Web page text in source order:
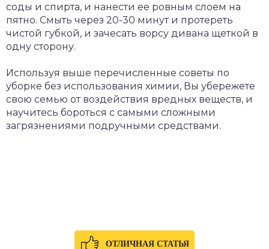
соды и спирта, и нанести ее ровным слоем на
пятно. Смыть через 20-30 минут и протереть
чистой губкой, и зачесать ворсу дивана щеткой в
одну сторону.
Используя выше перечисленные советы по
уборке без использования химии, Вы убережете
свою семью от воздействия вредных веществ, и
научитесь бороться с самыми сложными
загрязнениями подручными средствами.
ОТЛИЧНАЯ СТАТЬЯ